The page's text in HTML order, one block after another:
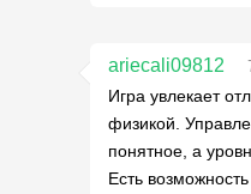
ariecali09812
Игра увлекает
физикой.
понятное, а
Есть